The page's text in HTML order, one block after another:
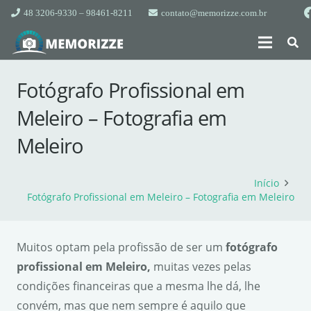
48 3206-9330 – 98461-8211 contato@memorizze.com.br
Fotógrafo Profissional em
Meleiro – Fotografia em
Meleiro
Início
Fotógrafo Profissional em Meleiro – Fotografia em Meleiro
Muitos optam pela profissão de ser um fotógrafo
profissional em Meleiro, muitas vezes pelas
condições financeiras que a mesma lhe dá, lhe
convém, mas que nem sempre é aquilo que